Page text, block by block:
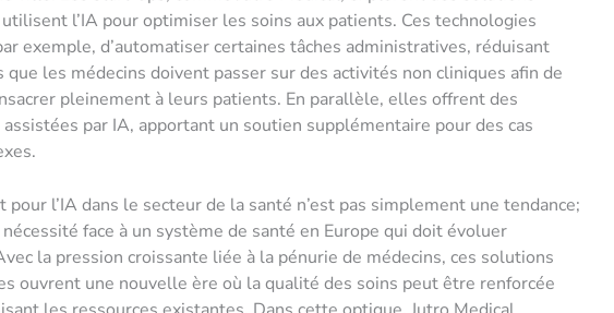
l’IA pour optimiser les soins aux patients. Ces technologies
exemple, d’automatiser certaines tâches administratives, réduisant
que les médecins doivent passer sur des activités non cliniques afin de
pleinement à leurs patients. En parallèle, elles offrent des
par IA, apportant un soutien supplémentaire pour des cas
pour l’IA dans le secteur de la santé n’est pas simplement une tendance;
nécessité face à un système de santé en Europe qui doit évoluer
la pression croissante liée à la pénurie de médecins, ces solutions
ouvrent une nouvelle ère où la qualité des soins peut être renforcée